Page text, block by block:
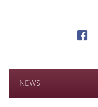
NEWS